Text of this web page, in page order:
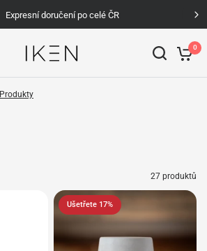
Expresní doručení po celé ČR
0
Produkty
27 produktů
Ušetřete 17%